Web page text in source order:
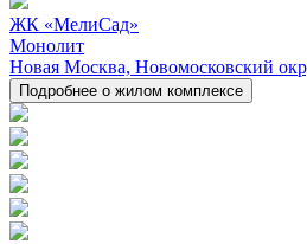
ЖК «МелиСад»
Монолит
Новая Москва, Новомосковский
Подробнее о жилом комплексе